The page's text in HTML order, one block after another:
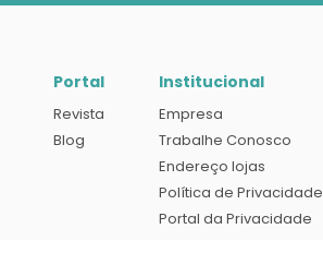
Portal
Revista
Blog
Institucional
Empresa
Trabalhe Conosco
Endereço lojas
Política de Privacidade
Portal da Privacidade